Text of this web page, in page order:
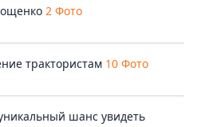
2 Фото
трактористам 10 Фото
шанс увидеть